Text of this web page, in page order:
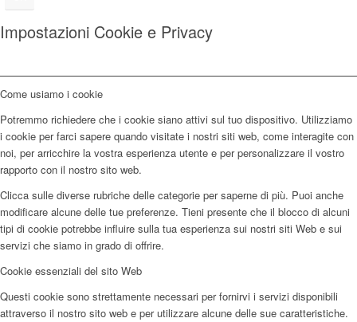
Impostazioni Cookie e Privacy
Come usiamo i cookie
Potremmo richiedere che i cookie siano attivi sul tuo dispositivo. Utilizziamo
i cookie per farci sapere quando visitate i nostri siti web, come interagite con
noi, per arricchire la vostra esperienza utente e per personalizzare il vostro
rapporto con il nostro sito web.
Clicca sulle diverse rubriche delle categorie per saperne di più. Puoi anche
modificare alcune delle tue preferenze. Tieni presente che il blocco di alcuni
tipi di cookie potrebbe influire sulla tua esperienza sui nostri siti Web e sui
servizi che siamo in grado di offrire.
Cookie essenziali del sito Web
Questi cookie sono strettamente necessari per fornirvi i servizi disponibili
attraverso il nostro sito web e per utilizzare alcune delle sue caratteristiche.